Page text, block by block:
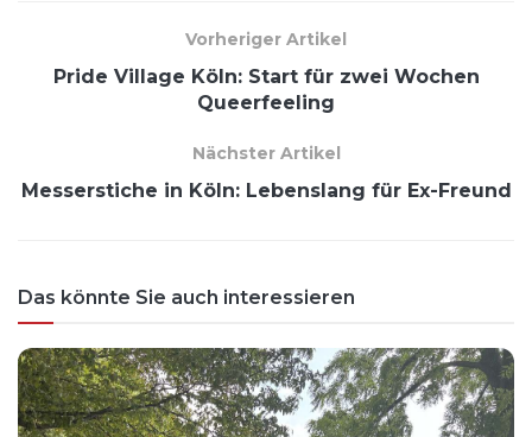
Vorheriger Artikel
Pride Village Köln: Start für zwei Wochen
Queerfeeling
Nächster Artikel
Messerstiche in Köln: Lebenslang für Ex-Freund
Das könnte Sie auch interessieren